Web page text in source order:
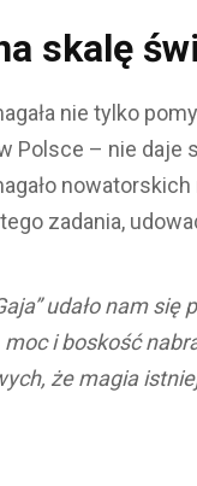
skalę
nie tylko
Polsce – nie
zadania,
udało nam
i boskość
że magia